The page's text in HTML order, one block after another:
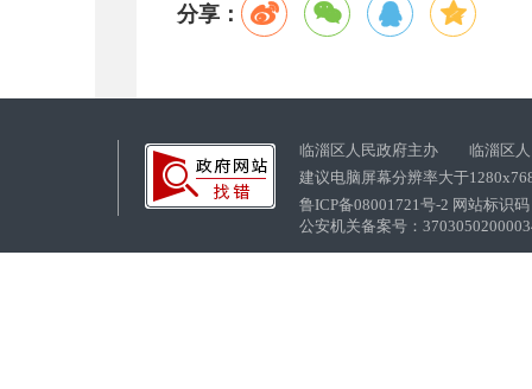
分享：
临淄区人民政府主办 临淄区人
建议电脑屏幕分辨率大于
鲁ICP备08001721号-2 网站标识
公安机关备案号：